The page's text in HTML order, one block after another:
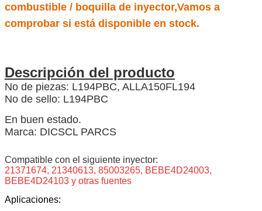
combustible / boquilla de inyector,Vamos a
comprobar si está disponible en stock.
Descripción del producto
No de piezas: L194PBC, ALLA150FL194
No de sello: L194PBC
En buen estado.
Marca: DICSCL PARCS
Compatible con el siguiente inyector:
21371674, 21340613, 85003265, BEBE4D24003,
BEBE4D24103 y otras fuentes
Aplicaciones: